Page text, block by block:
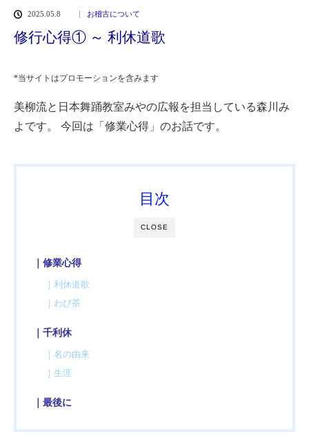
2025.05.8 お稽古について
修行心得① ～ 利休道歌
*当サイトはプロモーションを含みます
美柳流と日本舞踊教室みやの広報を担当している森川み
よです。
今回は「修業心得」のお話です。
CLOSE
目次
｜修業心得
｜利休道歌
｜わび茶
｜千利休
｜名の由来
｜生涯
｜最後に